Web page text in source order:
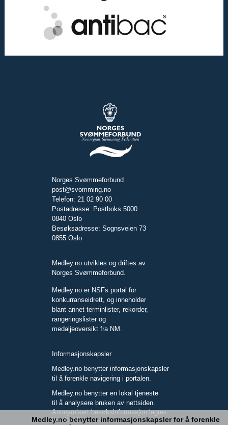
Norges Svømmeforbund
post@svomming.no
Telefon: 21 02 90 00
Postadresse: Postboks 5000
0840 Oslo
Besøksadresse: Sognsveien 73
0855 Oslo
Medley.no utvikles og driftes av
Norges Svømmeforbund.
Medley.no er NSFs portal for
konkurranseidrett, og inneholder
blant annet terminlister, rekorder,
rangeringslister og
medaljeoversikt fra NM.
Informasjonskapsler
Medley.no benytter informasjonskapsler
til å forenkle navigering i portalen.
Medley.no benytter en lokal tjeneste
til å analysere bruken av nettsiden.
Anonymisert besøksinformasjon lagres
kun lokalt.
Medley.no benytter informasjonskapsler for å forenkle